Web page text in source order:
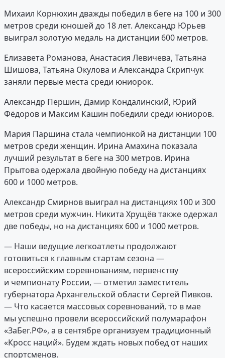
Михаил Корнюхин дважды победил в беге на 100 и 300
метров среди юношей до 18 лет. Александр Юрьев
выиграл золотую медаль на дистанции 600 метров.
Елизавета Романова, Анастасия Левичева, Татьяна
Шишова, Татьяна Окулова и Александра Скрипчук
заняли первые места среди юниорок.
Александр Першин, Дамир Кондалинский, Юрий
Фёдоров и Максим Кашин победили среди юниоров.
Мария Паршина стала чемпионкой на дистанции 100
метров среди женщин. Ирина Амахина показала
лучший результат в беге на 300 метров. Ирина
Прытова одержала двойную победу на дистанциях
600 и 1000 метров.
Александр Смирнов выиграл на дистанциях 100 и 300
метров среди мужчин. Никита Хрущёв также одержал
две победы, но на дистанциях 600 и 1000 метров.
— Наши ведущие легкоатлеты продолжают
готовиться к главным стартам сезона —
всероссийским соревнованиям, первенству
и чемпионату России, — отметил заместитель
губернатора Архангельской области Сергей Пивков.
— Что касается массовых соревнований, то в мае
мы успешно провели всероссийский полумарафон
«ЗаБег.РФ», а в сентябре организуем традиционный
«Кросс наций». Будем ждать новых побед от наших
спортсменов.